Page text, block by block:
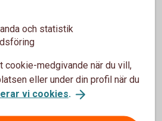
träffa banken och prata pengar och
och statistik
cookie-medgivande när du vill,
eller under din profil när du
vi cookies.